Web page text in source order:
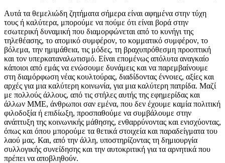
Αυτά τα θεμελιώδη ζητήματα σήμερα είναι αφημένα στην τύχη
τους ή καλύτερα, μπορούμε να πούμε ότι είναι βορά στην
εσωτερική δυναμική που διαμορφώνεται από το κυνήγι της
τηλεθέασης, το ατομικό συμφέρον, το κομματικό συμφέρον, το
βόλεμα, την ημιμάθεια, τις μόδες, τη βραχυπρόθεσμη προοπτική
και τον υπερκαταναλωτισμό. Είναι επομένως απόλυτα αναγκαίο
κάποιοι από εμάς να ενώσουμε δυνάμεις και να παρεμβαίνουμε
στη διαμόρφωση νέας κουλτούρας, διαδίδοντας έννοιες, αξίες και
αρχές για μια καλύτερη κοινωνία, για μια καλύτερη πατρίδα. Μαζί
με πολλούς άλλους, από τις στήλες αυτής της εφημερίδας και
άλλων ΜΜΕ, άνθρωποι σαν εμένα, που δεν έχουμε καμία πολιτική
φιλοδοξία ή επιδίωξη, προσπαθούμε να συμβάλουμε στην
ανάπτυξη της κοινωνικής μάθησης, ενθαρρύνοντας και ενισχύοντας,
όπως και όπου μπορούμε τα θετικά στοιχεία και παραδείγματα του
λαού μας. Και, από την άλλη, υποστηρίζοντας τη δημιουργία
συλλογικής συνείδησης και την αυτοκριτική για τα αρνητικά που
πρέπει να αποβληθούν.